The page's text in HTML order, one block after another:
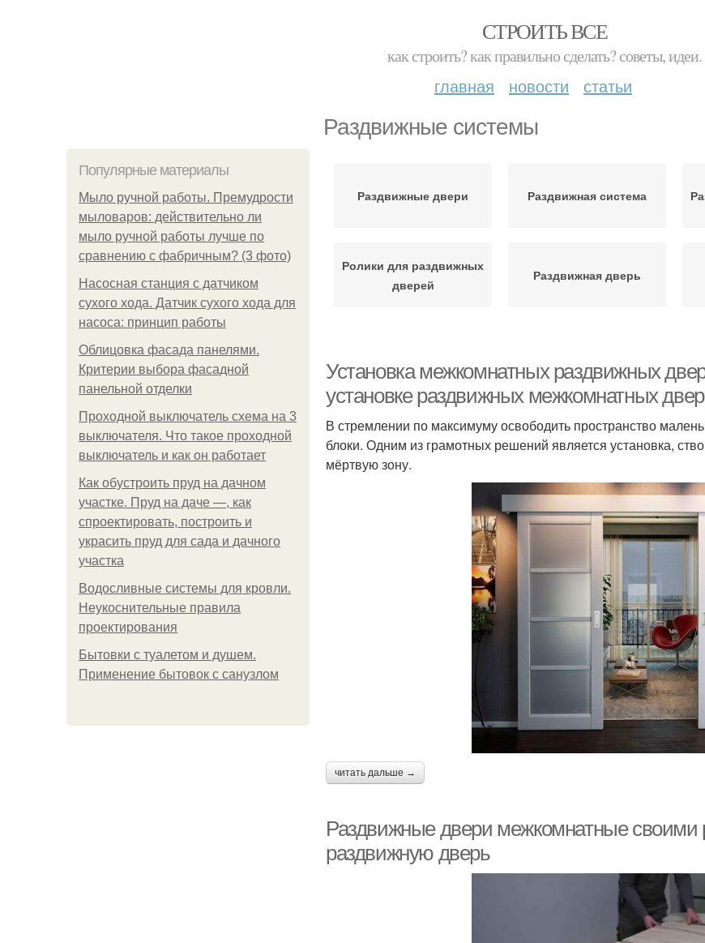
СТРОИТЬ ВСЕ
как строить? как правильно сделать? советы, идеи.
главная новости статьи
Раздвижные системы
Популярные материалы
Мыло ручной работы. Премудрости
мыловаров: действительно ли
мыло ручной работы лучше по
сравнению с фабричным? (3 фото)
Насосная станция с датчиком
сухого хода. Датчик сухого хода для
насоса: принцип работы
Облицовка фасада панелями.
Критерии выбора фасадной
панельной отделки
Проходной выключатель схема на 3
выключателя. Что такое проходной
выключатель и как он работает
Как обустроить пруд на дачном
участке. Пруд на даче —, как
спроектировать, построить и
украсить пруд для сада и дачного
участка
Водосливные системы для кровли.
Неукоснительные правила
проектирования
Бытовки с туалетом и душем.
Применение бытовок с санузлом
Раздвижные двери Раздвижная система
Ролики для раздвижных
дверей
Раздвижная дверь
купы
Раздвижные
перегородки
Раздвижные дверцы
Установка межкомнатных раздвижных
установке раздвижных межкомнатных
В стремлении по максимуму освободить пространство
блоки. Одним из грамотных решений является установка,
мёртвую зону.
читать дальше →
Раздвижные двери межкомнатные своими
раздвижную дверь